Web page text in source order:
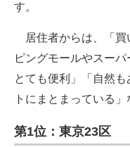
す。
居住者からは、「買
ピングモールやスーパ
とても便利」「自然
トにまとまっている
第1位：東京23区